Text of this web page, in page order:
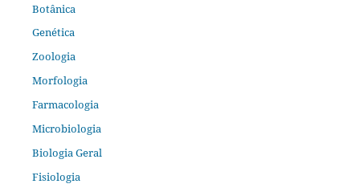
Botânica
Genética
Zoologia
Morfologia
Farmacologia
Microbiologia
Biologia Geral
Fisiologia